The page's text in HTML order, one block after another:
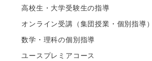
高校生・大学受験生の指導
オンライン受講（集団授業・個別指導）
数学・理科の個別指導
ユースプレミアコース